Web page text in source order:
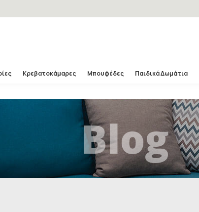
Κρεβατοκάμαρες Μπουφέδες Παιδικά Δωμάτια
Blog